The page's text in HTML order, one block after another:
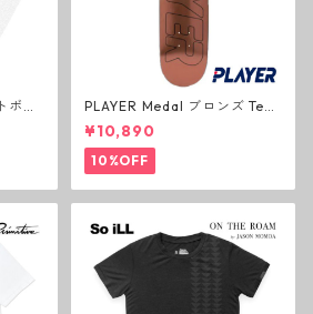
ボー
ラグ
ープ
PLAYER Medal ブロンズ Tea
m Deck P3 スケートボードデ
ッキ プレイヤー メダル
¥10,890
10%OFF